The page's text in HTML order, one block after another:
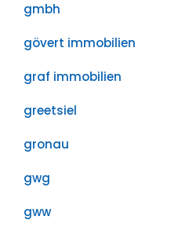
gmbh
gövert immobilien
graf immobilien
greetsiel
gronau
gwg
gww